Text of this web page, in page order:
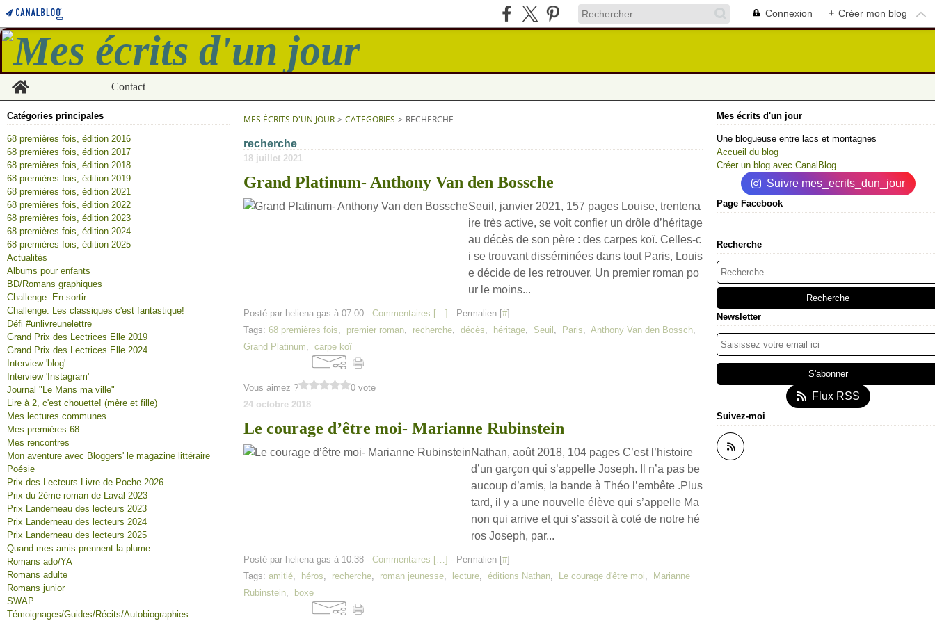
Connexion + Créer mon blog
Home
Contact
Catégories principales
68 premières fois, édition 2016
68 premières fois, édition 2017
68 premières fois, édition 2018
68 premières fois, édition 2019
68 premières fois, édition 2021
68 premières fois, édition 2022
68 premières fois, édition 2023
68 premières fois, édition 2024
68 premières fois, édition 2025
Actualités
Albums pour enfants
BD/Romans graphiques
Challenge: En sortir...
Challenge: Les classiques c'est fantastique!
Défi #unlivreunelettre
Grand Prix des Lectrices Elle 2019
Grand Prix des Lectrices Elle 2024
Interview 'blog'
Interview 'Instagram'
Journal "Le Mans ma ville"
Lire à 2, c'est chouette! (mère et fille)
Mes lectures communes
Mes premières 68
Mes rencontres
Mon aventure avec Bloggers' le magazine littéraire
Poésie
Prix des Lecteurs Livre de Poche 2026
Prix du 2ème roman de Laval 2023
Prix Landerneau des lecteurs 2023
Prix Landerneau des lecteurs 2024
Prix Landerneau des lecteurs 2025
Quand mes amis prennent la plume
Romans ado/YA
Romans adulte
Romans junior
SWAP
Témoignages/Guides/Récits/Autobiographies...
MES ÉCRITS D'UN JOUR > CATEGORIES > RECHERCHE
recherche
18 juillet 2021
Grand Platinum- Anthony Van den Bossche
Seuil, janvier 2021, 157 pages Louise, trentena
ire très active, se voit confier un drôle d’héritage
au décès de son père : des carpes koï. Celles-c
i se trouvant disséminées dans tout Paris, Louis
e décide de les retrouver. Un premier roman po
ur le moins...
Posté par heliena-gas à 07:00 - Commentaires […] - Permalien [#]
Tags: 68 premières fois, premier roman, recherche, décès, héritage, Seuil , Paris, Anthony Van den Bossch,
Grand Platinum, carpe koï
Vous aimez ?
0 vote
24 octobre 2018
Le courage d’être moi- Marianne Rubinstein
Nathan, août 2018, 104 pages C’est l’histoire
d’un garçon qui s’appelle Joseph. Il n’a pas be
aucoup d’amis, la bande à Théo l’embête .Plus
tard, il y a une nouvelle élève qui s’appelle Ma
non qui arrive et qui s’assoit à coté de notre hé
ros Joseph, par...
Posté par heliena-gas à 10:38 - Commentaires […] - Permalien [#]
Tags: amitié, héros, recherche, roman jeunesse, lecture, éditions Nathan, Le courage d'être moi,
Marianne
Rubinstein, boxe
Mes écrits d'un jour
Une blogueuse entre lacs et montagnes
Accueil du blog
Créer un blog avec CanalBlog
Suivre mes_ecrits_dun_jour
Page Facebook
Recherche
Newsletter
Flux RSS
Suivez-moi